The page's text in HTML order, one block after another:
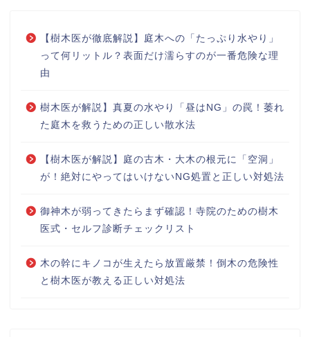
【樹木医が徹底解説】庭木への「たっぷり水やり」
って何リットル？表面だけ濡らすのが一番危険な理
由
樹木医が解説】真夏の水やり「昼はNG」の罠！萎れ
た庭木を救うための正しい散水法
【樹木医が解説】庭の古木・大木の根元に「空洞」
が！絶対にやってはいけないNG処置と正しい対処法
御神木が弱ってきたらまず確認！寺院のための樹木
医式・セルフ診断チェックリスト
木の幹にキノコが生えたら放置厳禁！倒木の危険性
と樹木医が教える正しい対処法